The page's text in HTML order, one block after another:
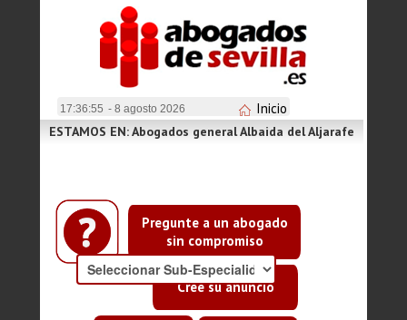
17:36:56 - 8 agosto 2026 Inicio
Pregunte a un abogado
sin compromiso
Cree su anuncio
ESTAMOS EN: Abogados general Albaida del Aljarafe